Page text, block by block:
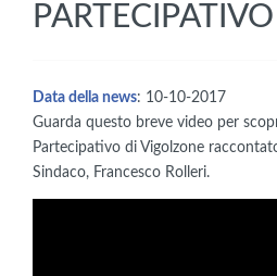
PARTECIPATIVO
Data della news: 10-10-2017
Guarda questo breve video per
Partecipativo di Vigolzone
Sindaco, Francesco Rolleri.